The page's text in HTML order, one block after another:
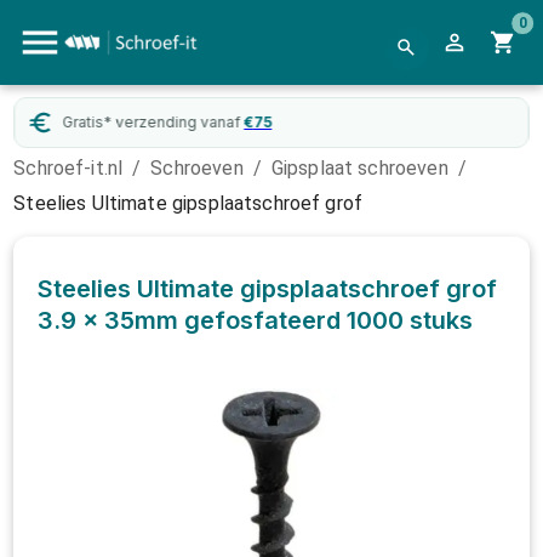
0
verzending vanaf €75
Schroef-it.nl / Schroeven / Gipsplaat schroeven /
Steelies Ultimate gipsplaatschroef grof
Steelies Ultimate gipsplaatschroef grof
3.9 x 35mm gefosfateerd 1000 stuks